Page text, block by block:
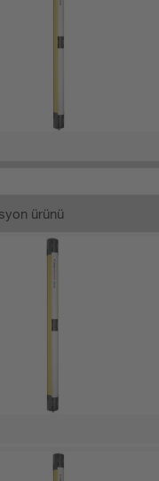
ürünü